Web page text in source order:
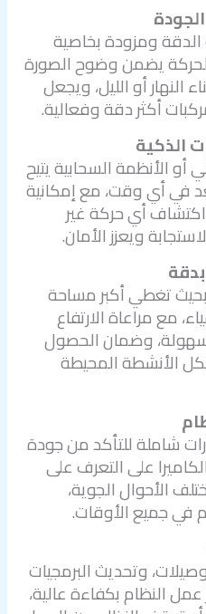
الدقة ومزودة بخاصية
بالحركة يضمن وضوح الصورة
أو الليل، ويجعل
أكثر دقة وفعالية.
الذكية
أو الأنظمة السحابية يتيح
في أي وقت، مع إمكانية
اكتشاف أي حركة غير
ويعزز الأمان.
تغطي أكبر مساحة
مع مراعاة الارتفاع
وضمان الحصول
الأنشطة المحيطة
شاملة للتأكد من جودة
على التعرف على
الأحوال الجوية،
في جميع الأوقات.
وتحديث البرمجيات
النظام بكفاءة عالية،